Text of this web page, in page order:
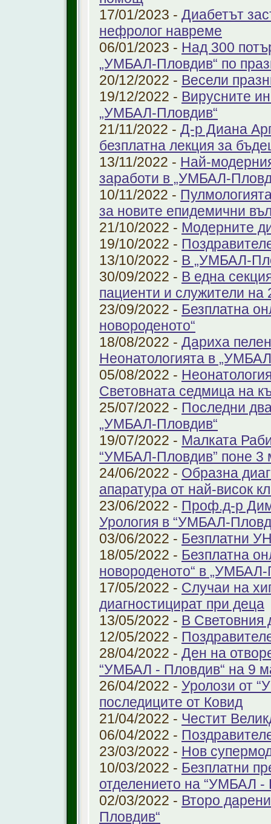
17/01/2023 - Диабетът
нефролог навреме
06/01/2023 - Над 300
„УМБАЛ-Пловдив“ по
20/12/2022 - Весели
19/12/2022 - Вирусните
„УМБАЛ-Пловдив“
21/11/2022 - Д-р Диана
безплатна лекция за
13/11/2022 - Най-
заработи в „УМБАЛ-
10/11/2022 -
за новите епидемични
21/10/2022 - Модерните
19/10/2022 -
13/10/2022 - В „УМБАЛ-
30/09/2022 - В една
пациенти и служители на
23/09/2022 - Безплатна
новороденото“
18/08/2022 - Дариха
Неонатологията в
05/08/2022 -
Световната седмица на
25/07/2022 - Последни
„УМБАЛ-Пловдив“
19/07/2022 - Малката
“УМБАЛ-Пловдив” поне 3
24/06/2022 - Образна
апаратура от най-висок
23/06/2022 - Проф.д-р
Урология в “УМБАЛ-
03/06/2022 - Безплатни
18/05/2022 - Безплатна
новороденото“ в „УМБАЛ-
17/05/2022 - Случаи на
диагностицират при деца
13/05/2022 - В Световния
12/05/2022 -
28/04/2022 - Ден на
“УМБАЛ - Пловдив“ на 9
26/04/2022 - Уролози от
последиците от Ковид
21/04/2022 - Честит
06/04/2022 -
23/03/2022 - Нов
10/03/2022 - Безплатни
отделението на “УМБАЛ -
02/03/2022 - Второ
Пловдив“